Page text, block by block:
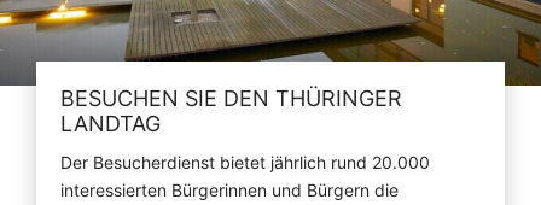
BESUCHEN SIE DEN THÜRINGER
LANDTAG
Der Besucherdienst bietet jährlich rund 20.000
interessierten Bürgerinnen und Bürgern die